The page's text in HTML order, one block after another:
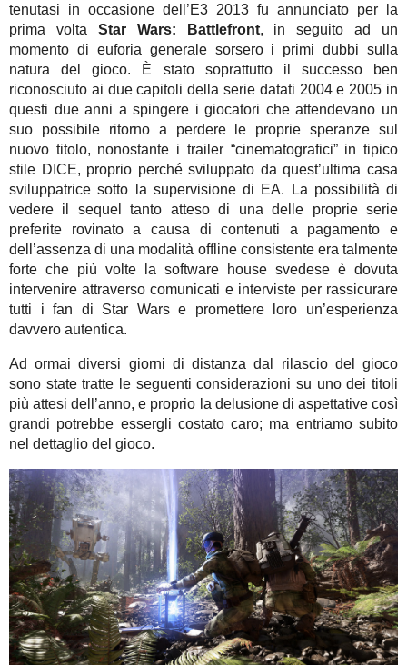
tenutasi in occasione dell’E3 2013 fu annunciato per la
prima volta Star Wars: Battlefront, in seguito ad un
momento di euforia generale sorsero i primi dubbi sulla
natura del gioco. È stato soprattutto il successo ben
riconosciuto ai due capitoli della serie datati 2004 e 2005 in
questi due anni a spingere i giocatori che attendevano un
suo possibile ritorno a perdere le proprie speranze sul
nuovo titolo, nonostante i trailer “cinematografici” in tipico
stile DICE, proprio perché sviluppato da quest’ultima casa
sviluppatrice sotto la supervisione di EA. La possibilità di
vedere il sequel tanto atteso di una delle proprie serie
preferite rovinato a causa di contenuti a pagamento e
dell’assenza di una modalità offline consistente era talmente
forte che più volte la software house svedese è dovuta
intervenire attraverso comunicati e interviste per rassicurare
tutti i fan di Star Wars e promettere loro un’esperienza
davvero autentica.
Ad ormai diversi giorni di distanza dal rilascio del gioco
sono state tratte le seguenti considerazioni su uno dei titoli
più attesi dell’anno, e proprio la delusione di aspettative così
grandi potrebbe essergli costato caro; ma entriamo subito
nel dettaglio del gioco.